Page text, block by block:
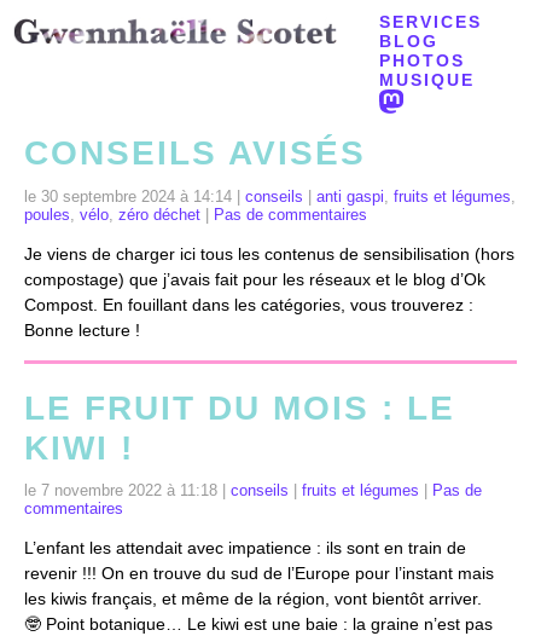
SERVICES
BLOG
PHOTOS
MUSIQUE
CONSEILS AVISÉS
le 30 septembre 2024 à 14:14 | conseils anti gaspi fruits et légumes
poules
vélo zéro déchet Pas de commentaires
Je viens de charger ici tous les contenus de sensibilisation (hors
compostage) que j’avais fait pour les réseaux et le blog d’Ok
Compost. En fouillant dans les catégories, vous trouverez :
Bonne lecture !
LE FRUIT DU MOIS : LE
KIWI !
le 7 novembre 2022 à 11:18 | conseils fruits et légumes
Pas de
commentaires
L’enfant les attendait avec impatience : ils sont en train de
revenir !!! On en trouve du sud de l’Europe pour l’instant mais
les kiwis français, et même de la région, vont bientôt arriver.
🤓 Point botanique… Le kiwi est une baie : la graine n’est pas